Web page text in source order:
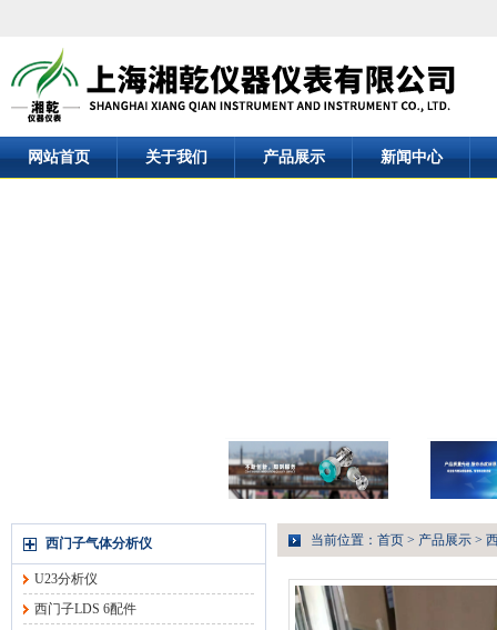
网站首页 关于我们 产品展示 新闻中心
西门子气体分析仪
U23分析仪
西门子LDS 6配件
当前位置： 首页 > 产品展示 >